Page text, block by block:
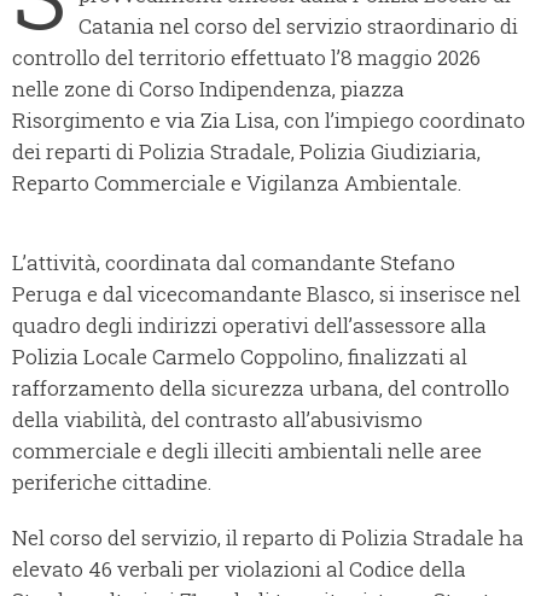
Catania nel corso del servizio straordinario di
controllo del territorio effettuato l’8 maggio 2026
nelle zone di Corso Indipendenza, piazza
Risorgimento e via Zia Lisa, con l’impiego coordinato
dei reparti di Polizia Stradale, Polizia Giudiziaria,
Reparto Commerciale e Vigilanza Ambientale.
L’attività, coordinata dal comandante Stefano
Peruga e dal vicecomandante Blasco, si inserisce nel
quadro degli indirizzi operativi dell’assessore alla
Polizia Locale Carmelo Coppolino, finalizzati al
rafforzamento della sicurezza urbana, del controllo
della viabilità, del contrasto all’abusivismo
commerciale e degli illeciti ambientali nelle aree
periferiche cittadine.
Nel corso del servizio, il reparto di Polizia Stradale ha
elevato 46 verbali per violazioni al Codice della